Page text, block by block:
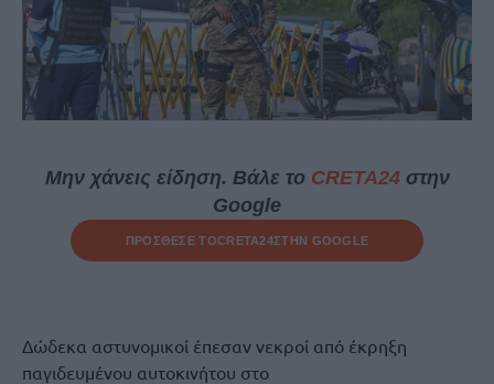
Μην χάνεις είδηση. Βάλε το CRETA24στην
Google
ΠΡΟΣΘΕΣΕ ΤΟCRETA24ΣΤΗΝ GOOGLE
Δώδεκα αστυνομικοί έπεσαν νεκροί από έκρηξη
παγιδευμένου αυτοκινήτου στο